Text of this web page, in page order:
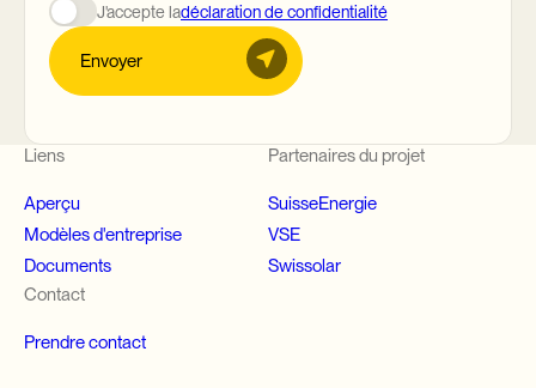
J'accepte ladéclaration de confidentialité
Envoyer
Liens
Aperçu
Modèles d'entreprise
Documents
Partenaires du projet
SuisseEnergie
VSE
Swissolar
Contact
Prendre contact